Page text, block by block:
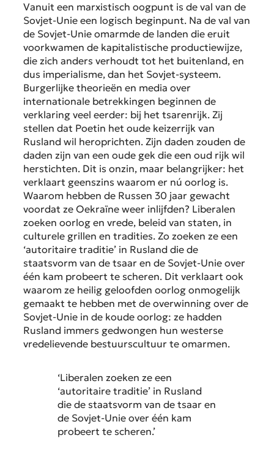
Vanuit een marxistisch oogpunt is de val van de
Sovjet-Unie een logisch beginpunt. Na de val van
de Sovjet-Unie omarmde de landen die eruit
voorkwamen de kapitalistische productiewijze,
die zich anders verhoudt tot het buitenland, en
dus imperialisme, dan het Sovjet-systeem.
Burgerlijke theorieën en media over
internationale betrekkingen beginnen de
verklaring veel eerder: bij het tsarenrijk. Zij
stellen dat Poetin het oude keizerrijk van
Rusland wil heroprichten. Zijn daden zouden de
daden zijn van een oude gek die een oud rijk wil
herstichten. Dit is onzin, maar belangrijker: het
verklaart geenszins waarom er nú oorlog is.
Waarom hebben de Russen 30 jaar gewacht
voordat ze Oekraïne weer inlijfden? Liberalen
zoeken oorlog en vrede, beleid van staten, in
culturele grillen en tradities. Zo zoeken ze een
‘autoritaire traditie’ in Rusland die de
staatsvorm van de tsaar en de Sovjet-Unie over
één kam probeert te scheren. Dit verklaart ook
waarom ze heilig geloofden oorlog onmogelijk
gemaakt te hebben met de overwinning over de
Sovjet-Unie in de koude oorlog: ze hadden
Rusland immers gedwongen hun westerse
vredelievende bestuurscultuur te omarmen.
‘Liberalen zoeken ze een
‘autoritaire traditie’ in Rusland
die de staatsvorm van de tsaar en
de Sovjet-Unie over één kam
probeert te scheren.’